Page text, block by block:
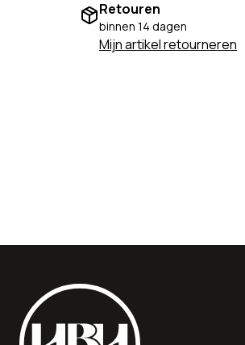
Retouren
binnen 14 dagen
Mijn artikel retourneren